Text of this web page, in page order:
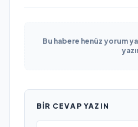
Bu habere henüz yorum
BIR CEVAP YAZIN